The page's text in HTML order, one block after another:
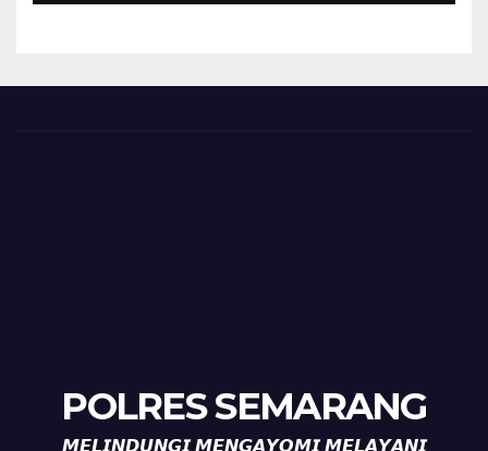
POLRES SEMARANG
𝙈𝙀𝙇𝙄𝙉𝘿𝙐𝙉𝙂𝙄 𝙈𝙀𝙉𝙂𝘼𝙔𝙊𝙈𝙄 𝙈𝙀𝙇𝘼𝙔𝘼𝙉𝙄